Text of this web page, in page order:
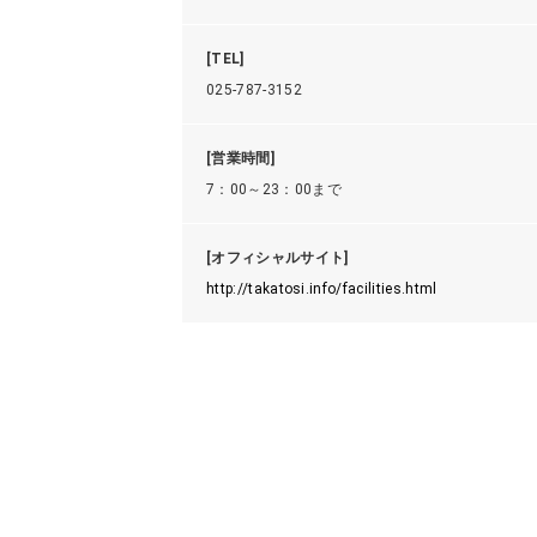
[TEL]
025-787-3152
[営業時間]
7：00～23：00まで
[オフィシャルサイト]
http://takatosi.info/facilities.html